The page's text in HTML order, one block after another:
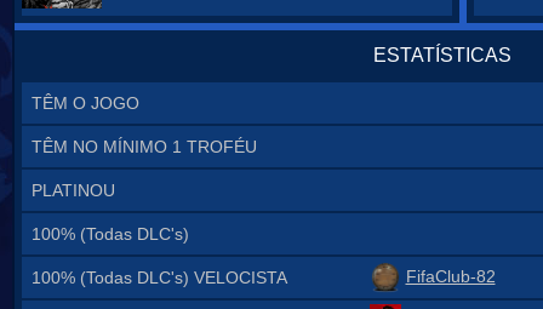
ESTATÍSTICAS
TÊM O JOGO
TÊM NO MÍNIMO 1 TROFÉU
PLATINOU
100% (Todas DLC's)
100% (Todas DLC's) VELOCISTA FifaClub-82